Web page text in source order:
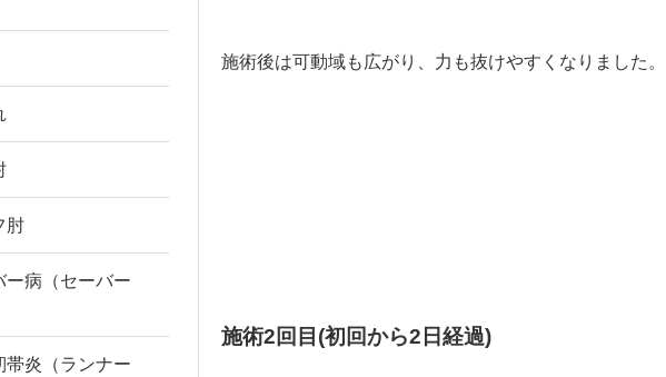
施術後は可動域も広がり、力も抜けやすくなりました。
施術2回目(初回から2日経過)
肘
ー病（セーバー
帯炎（ランナー